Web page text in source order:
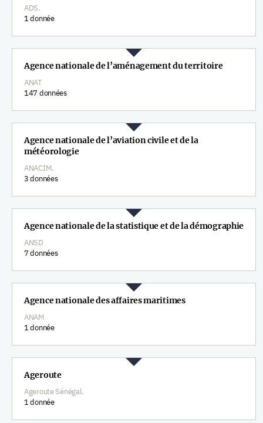
ADS.
1 donnée
Agence nationale de l’aménagement du territoire
ANAT
147 données
Agence nationale de l’aviation civile et de la
météorologie
ANACIM.
3 données
Agence nationale de la statistique et de la démographie
ANSD
7 données
Agence nationale des affaires maritimes
ANAM
1 donnée
Ageroute
Ageroute Sénégal.
1 donnée